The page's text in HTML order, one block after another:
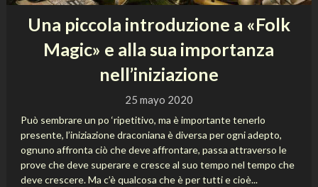
Una piccola introduzione a «Folk
Magic» e alla sua importanza
nell’iniziazione
25 mayo 2020
Può sembrare un po ‘ripetitivo, ma è importante tenerlo
presente, l’iniziazione draconiana è diversa per ogni adepto,
ognuno affronta ciò che deve affrontare, passa attraverso le
prove che deve superare e cresce al suo tempo nel tempo che
deve crescere. Ma c’è qualcosa che è per tutti e cioè...